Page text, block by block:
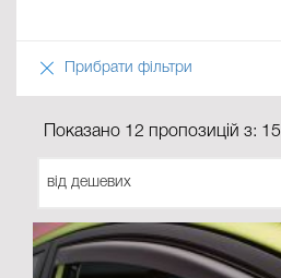
Прибрати фільтри
Показано 12 пропозицій з: 15